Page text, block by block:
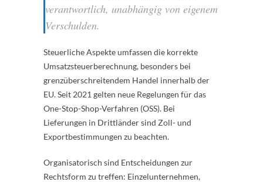
verantwortlich, unabhängig von eigenem
Verschulden.
Steuerliche Aspekte umfassen die korrekte
Umsatzsteuerberechnung, besonders bei
grenzüberschreitendem Handel innerhalb der
EU. Seit 2021 gelten neue Regelungen für das
One-Stop-Shop-Verfahren (OSS). Bei
Lieferungen in Drittländer sind Zoll- und
Exportbestimmungen zu beachten.
Organisatorisch sind Entscheidungen zur
Rechtsform zu treffen: Einzelunternehmen,